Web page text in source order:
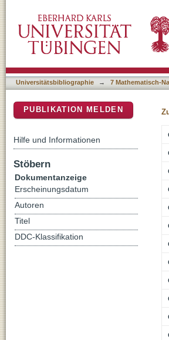
Universitätsbibliographie → 7 Mathematisch-
PUBLIKATION MELDEN
Hilfe und Informationen
Stöbern
Dokumentanzeige
Erscheinungsdatum
Autoren
Titel
DDC-Klassifikation